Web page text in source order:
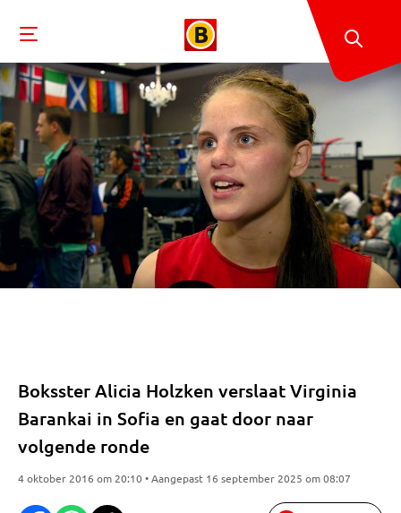
Boksster Alicia Holzken verslaat Virginia
Barankai in Sofia en gaat door naar
volgende ronde
4 oktober 2016 om 20:10 • Aangepast 16 september 2025 om 08:07